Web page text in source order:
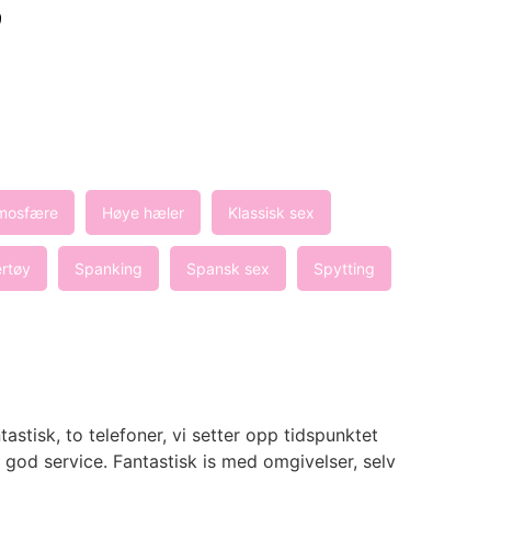
Høye hæler Klassisk sex
Spanking Spansk sex Spytting
to telefoner, vi setter opp tidspunktet
service. Fantastisk is med omgivelser, selv